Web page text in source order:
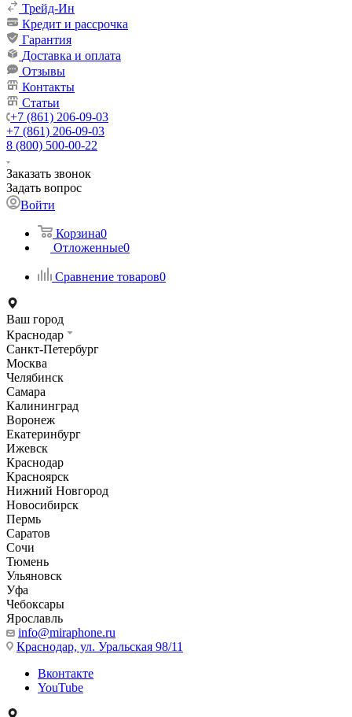
Трейд-Ин
Кредит и рассрочка
Гарантия
Доставка и оплата
Отзывы
Контакты
Статьи
+7 (861) 206-09-03
+7 (861) 206-09-03
8 (800) 500-00-22
Заказать звонок
Задать вопрос
Войти
Корзина0
Отложенные0
Сравнение товаров0
Ваш город
Краснодар
Санкт-Петербург
Москва
Челябинск
Самара
Калининград
Воронеж
Екатеринбург
Ижевск
Краснодар
Красноярск
Нижний Новгород
Новосибирск
Пермь
Саратов
Сочи
Тюмень
Ульяновск
Уфа
Чебоксары
Ярославль
info@miraphone.ru
Краснодар, ул. Уральская 98/11
Вконтакте
YouTube